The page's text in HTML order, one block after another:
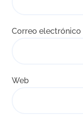
Correo electrónico
Web